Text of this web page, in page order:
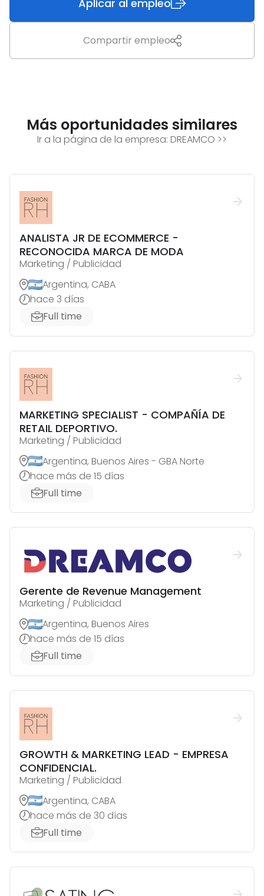
Aplicar al empleo
Compartir empleo
Más oportunidades similares
Ir a la página de la empresa: DREAMCO >>
ANALISTA JR DE ECOMMERCE -
RECONOCIDA MARCA DE MODA
Marketing / Publicidad
Argentina, CABA
hace 3 días
Full time
MARKETING SPECIALIST - COMPAÑÍA DE
RETAIL DEPORTIVO.
Marketing / Publicidad
Argentina, Buenos Aires - GBA Norte
hace más de 15 días
Full time
Gerente de Revenue Management
Marketing / Publicidad
Argentina, Buenos Aires
hace más de 15 días
Full time
GROWTH & MARKETING LEAD - EMPRESA
CONFIDENCIAL.
Marketing / Publicidad
Argentina, CABA
hace más de 30 días
Full time